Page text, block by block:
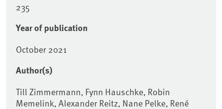
235
Year of publication
October 2021
Author(s)
Till Zimmermann, Fynn Hauschke, Robin
Memelink, Alexander Reitz, Nane Pelke, René